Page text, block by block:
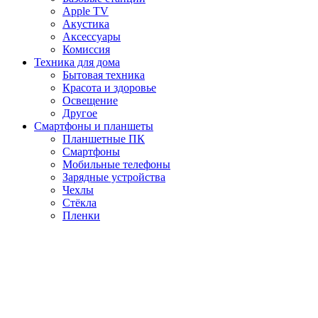
Apple TV
Акустика
Аксессуары
Комиссия
Техника для дома
Бытовая техника
Красота и здоровье
Освещение
Другое
Смартфоны и планшеты
Планшетные ПК
Смартфоны
Мобильные телефоны
Зарядные устройства
Чехлы
Стёкла
Пленки